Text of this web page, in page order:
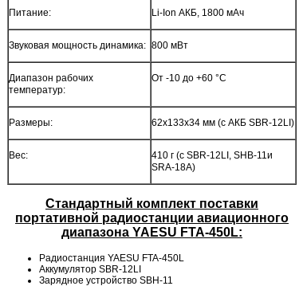
Питание: Li-Ion АКБ, 1800 мАч
Звуковая мощность динамика: 800 мВт
Диапазон рабочих
температур:
От -10 до +60 °С
Размеры: 62x133x34 мм (с АКБ SBR-12LI)
Вес:
410 г (с SBR-12LI, SHB-11и
SRA-18A)
Стандартный комплект поставки
портативной радиостанции авиационного
диапазона YAESU FTA-450L:
Радиостанция YAESU FTA-450L
Аккумулятор SBR-12LI
Зарядное устройство SBH-11